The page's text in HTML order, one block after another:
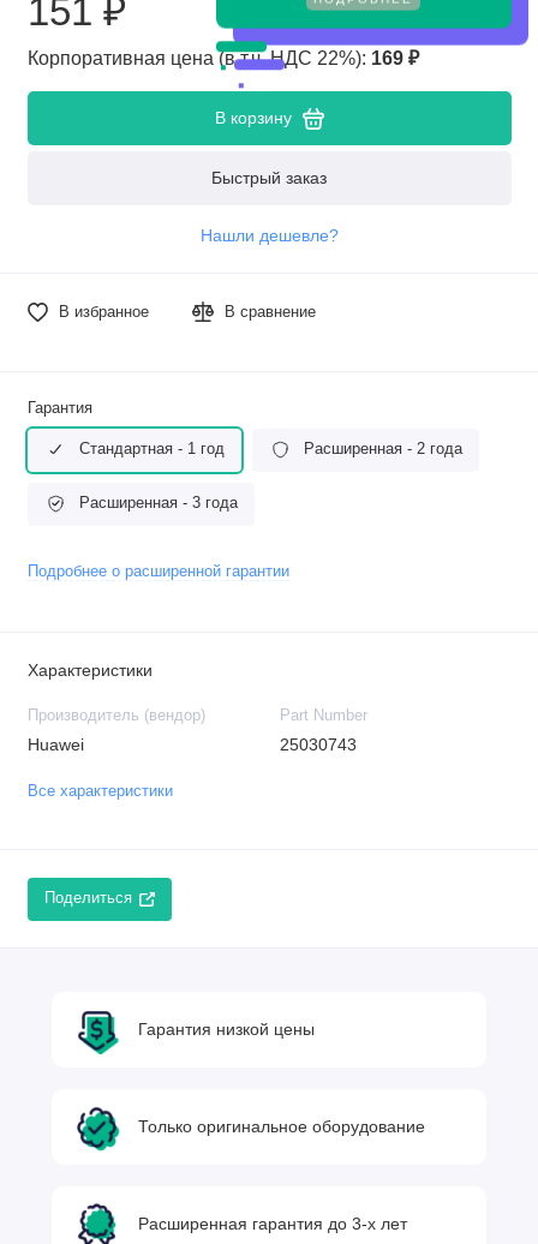
151 ₽
Корпоративная цена (в т.ч. НДС 22%): 169 ₽
В корзину
Быстрый заказ
Нашли дешевле?
В избранное В сравнение
Гарантия
Стандартная - 1 год Расширенная - 2 года
Расширенная - 3 года
Подробнее о расширенной гарантии
Характеристики
Производитель (вендор)
Huawei
Part Number
25030743
Все характеристики
Поделиться
Гарантия низкой цены
Только оригинальное оборудование
Расширенная гарантия до 3-х лет